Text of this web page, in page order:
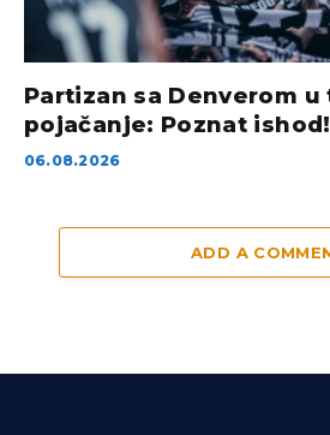
Partizan sa Denverom u
pojačanje: Poznat ishod!
06.08.2026
ADD A